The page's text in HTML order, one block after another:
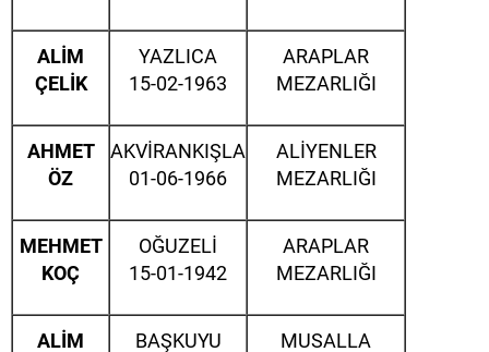
ALİM
ÇELİK
YAZLICA
15-02-1963
ARAPLAR
MEZARLIĞI
AHMET
ÖZ
AKVİRANKIŞLA
01-06-1966
ALİYENLER
MEZARLIĞI
MEHMET
KOÇ
OĞUZELİ
15-01-1942
ARAPLAR
MEZARLIĞI
ALİM
BAŞKUYU
MUSALLA